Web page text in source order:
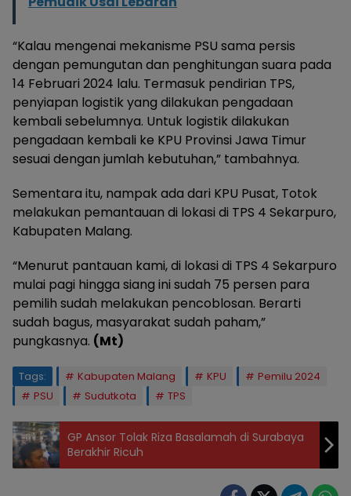
“Kalau mengenai mekanisme PSU sama persis
dengan pemungutan dan penghitungan suara pada
14 Februari 2024 lalu. Termasuk pendirian TPS,
penyiapan logistik yang dilakukan pengadaan
kembali sebelumnya. Untuk logistik dilakukan
pengadaan kembali ke KPU Provinsi Jawa Timur
sesuai dengan jumlah kebutuhan,” tambahnya.
Sementara itu, nampak ada dari KPU Pusat, Totok
melakukan pemantauan di lokasi di TPS 4 Sekarpuro,
Kabupaten Malang.
“Menurut pantauan kami, di lokasi di TPS 4 Sekarpuro
mulai pagi hingga siang ini sudah 75 persen para
pemilih sudah melakukan pencoblosan. Berarti
sudah bagus, masyarakat sudah paham,”
pungkasnya. (Mt)
Tags: Kabupaten Malang KPU
Pemilu 2024
PSU
Sudutkota TPS
GP Ansor Tolak Riza Basalamah di Surabaya
Berakhir Ricuh